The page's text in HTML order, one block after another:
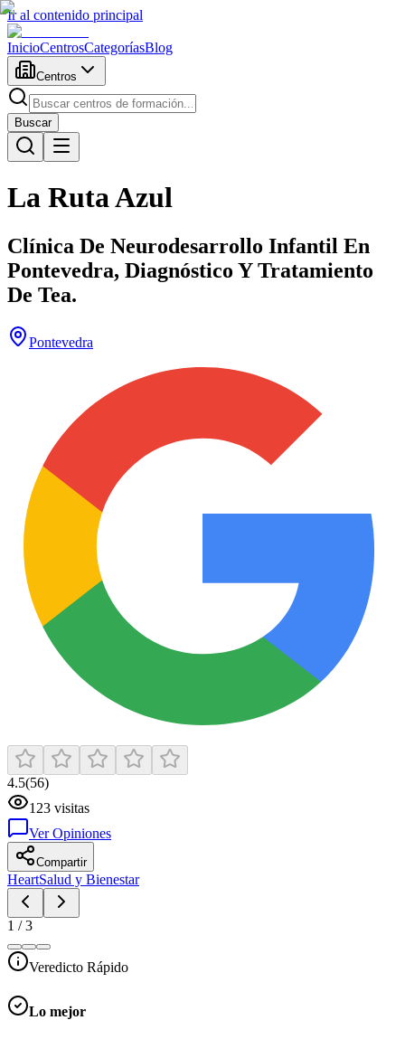
Ir al contenido principal
InicioCentrosCategoríasBlog
Centros
Buscar
La Ruta Azul
Clínica De Neurodesarrollo Infantil En
Pontevedra, Diagnóstico Y Tratamiento
De Tea.
Pontevedra
4.5(56)
123 visitas
Ver Opiniones
Compartir
HeartSalud y Bienestar
1 /3
Veredicto Rápido
Lo mejor